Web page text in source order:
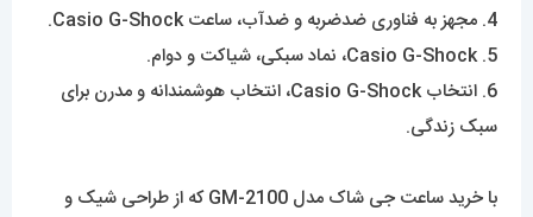
4. مجهز به فناوری ضدضربه و ضدآب، ساعت Casio G-Shock.
5. Casio G-Shock، نماد سبکی، شیاکت و دوام.
6. انتخاب Casio G-Shock، انتخاب هوشمندانه و مدرن برای
سبک زندگی.
با خرید ساعت جی شاک‌ مدل GM-2100 که از طراحی شیک و